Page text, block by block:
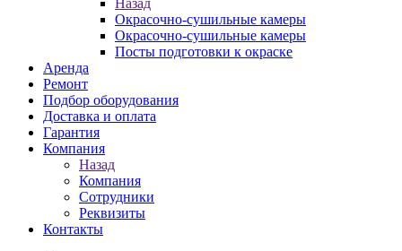
Назад
Окрасочно-сушильные камеры
Окрасочно-сушильные камеры
Посты подготовки к окраске
Аренда
Ремонт
Подбор оборудования
Доставка и оплата
Гарантия
Компания
Назад
Компания
Сотрудники
Реквизиты
Контакты